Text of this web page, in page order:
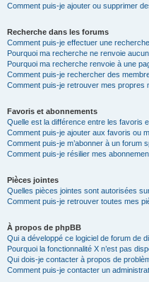
Comment puis-je ajouter ou supprimer
Recherche dans les forums
Comment puis-je effectuer une
Pourquoi ma recherche ne renvoie
Pourquoi ma recherche renvoie à une
Comment puis-je rechercher des
Comment puis-je retrouver mes propres
Favoris et abonnements
Quelle est la différence entre les favoris
Comment puis-je ajouter aux favoris ou
Comment puis-je m’abonner à un forum
Comment puis-je résilier mes
Pièces jointes
Quelles pièces jointes sont autorisées
Comment puis-je retrouver toutes mes
À propos de phpBB
Qui a développé ce logiciel de forum de
Pourquoi la fonctionnalité X n’est pas
Qui dois-je contacter à propos de
Comment puis-je contacter un